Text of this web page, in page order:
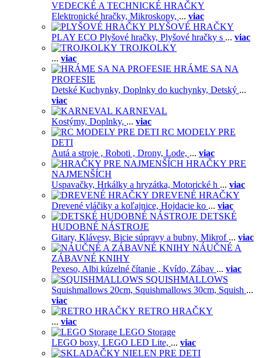
VEDECKÉ A TECHNICKÉ HRAČKY
Elektronické hračky, Mikroskopy, ... viac
PLYŠOVÉ HRAČKY
PLAY ECO Plyšové hračky, Plyšové hračky s ... viac
TROJKOLKY
... viac
HRÁME SA NA
PROFESIE
Detské Kuchynky, Doplnky do kuchynky, Detský ...
viac
KARNEVAL
Kostýmy, Doplnky, ... viac
RC MODELY PRE
DETI
Autá a stroje , Roboti , Drony, Lode, ... viac
HRAČKY PRE
NAJMENŠÍCH
Uspavačky, Hrkálky a hryzátka, Motorické h ... viac
DREVENÉ HRAČKY
Drevené vláčiky a koľajnice, Hojdacie ko ... viac
DETSKÉ
HUDOBNÉ NÁSTROJE
Gitary, Klávesy, Bicie súpravy a bubny, Mikrof ... viac
NÁUČNÉ A
ZÁBAVNÉ KNIHY
Pexeso, Albi kúzelné čítanie , Kvído, Zábav ... viac
SQUISHMALLOWS
Squishmallows 20cm, Squishmallows 30cm, Squish ...
viac
RETRO HRAČKY
... viac
LEGO Storage
LEGO boxy, LEGO LED Lite, ... viac